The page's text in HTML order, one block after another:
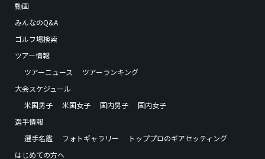
動画
みんなのQ&A
ゴルフ場検索
ツアー情報
ツアーニュース
ツアーランキング
大会スケジュール
米国男子
米国女子 国内男子
国内女子
選手情報
選手名鑑
フォトギャラリー
トッププロのギアセッティング
はじめての方へ